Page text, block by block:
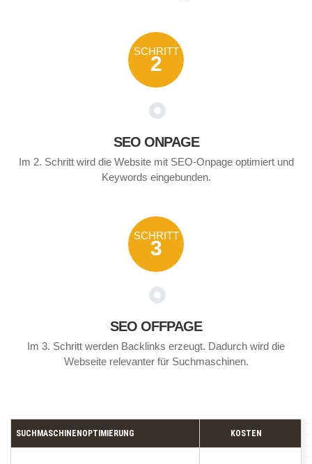
SCHRITT
2
SEO ONPAGE
Im 2. Schritt wird die Website mit SEO-Onpage optimiert und
Keywords eingebunden.
SCHRITT
3
SEO OFFPAGE
Im 3. Schritt werden Backlinks erzeugt. Dadurch wird die
Webseite relevanter für Suchmaschinen.
SUCHMASCHINENOPTIMIERUNG KOSTEN